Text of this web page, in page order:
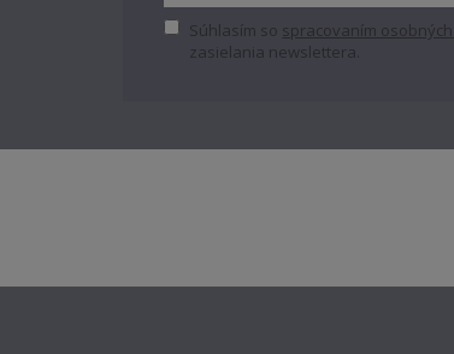
Súhlasím so spracovaním
zasielania newslettera.